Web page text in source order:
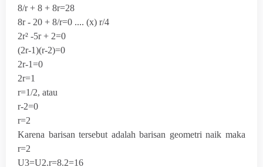
8/r + 8 + 8r=28
8r - 20 + 8/r=0 .... (x) r/4
2r² -5r + 2=0
(2r-1)(r-2)=0
2r-1=0
2r=1
r=1/2, atau
r-2=0
r=2
Karena barisan tersebut adalah barisan geometri naik maka
r=2
U3=U2.r=8.2=16